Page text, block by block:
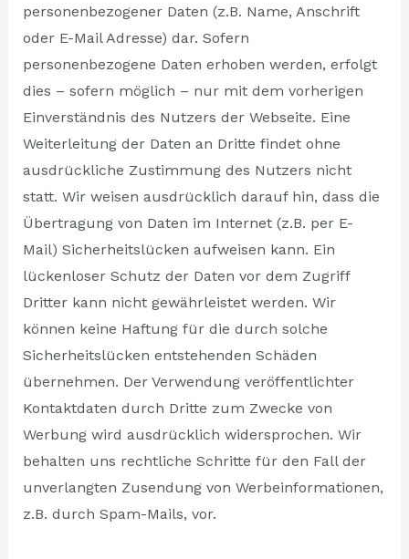
personenbezogener Daten (z.B. Name, Anschrift
oder E-Mail Adresse) dar. Sofern
personenbezogene Daten erhoben werden, erfolgt
dies – sofern möglich – nur mit dem vorherigen
Einverständnis des Nutzers der Webseite. Eine
Weiterleitung der Daten an Dritte findet ohne
ausdrückliche Zustimmung des Nutzers nicht
statt. Wir weisen ausdrücklich darauf hin, dass die
Übertragung von Daten im Internet (z.B. per E-
Mail) Sicherheitslücken aufweisen kann. Ein
lückenloser Schutz der Daten vor dem Zugriff
Dritter kann nicht gewährleistet werden. Wir
können keine Haftung für die durch solche
Sicherheitslücken entstehenden Schäden
übernehmen. Der Verwendung veröffentlichter
Kontaktdaten durch Dritte zum Zwecke von
Werbung wird ausdrücklich widersprochen. Wir
behalten uns rechtliche Schritte für den Fall der
unverlangten Zusendung von Werbeinformationen,
z.B. durch Spam-Mails, vor.